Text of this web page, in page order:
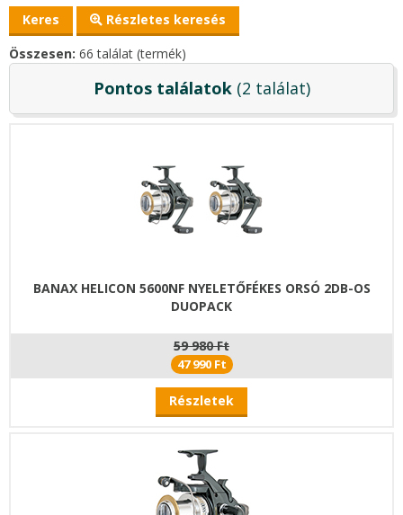
Részletes keresés
Összesen: 66 találat (termék)
Pontos találatok(2 találat)
BANAX HELICON 5600NF NYELETŐFÉKES ORSÓ 2DB-OS
DUOPACK
59 980 Ft
47 990 Ft
Részletek